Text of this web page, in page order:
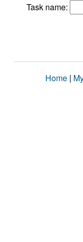
Task name:
Home |